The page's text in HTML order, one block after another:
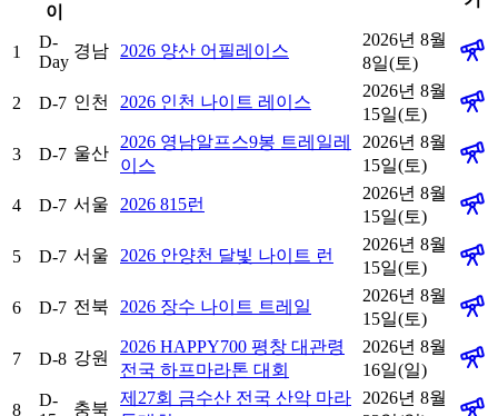
이
1
D-
Day
경남 2026 양산 어필레이스
2026년 8월
8일(토)
2 D-7 인천 2026 인천 나이트 레이스
2026년 8월
15일(토)
3 D-7 울산
2026 영남알프스9봉 트레일레
이스
2026년 8월
15일(토)
4 D-7 서울 2026 815런
2026년 8월
15일(토)
5 D-7 서울 2026 안양천 달빛 나이트 런
2026년 8월
15일(토)
6 D-7 전북 2026 장수 나이트 트레일
2026년 8월
15일(토)
7 D-8 강원
2026 HAPPY700 평창 대관령
전국 하프마라톤 대회
2026년 8월
16일(일)
8
D-
충북
제27회 금수산 전국 산악 마라
2026년 8월